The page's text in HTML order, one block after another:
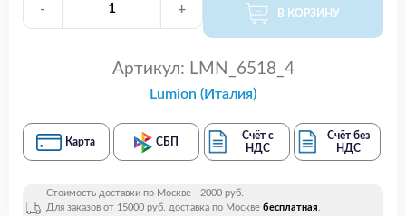
- + В КОРЗИНУ
Артикул: LMN_6518_4
Lumion (Италия)
Карта СБП
Счёт с
НДС
Счёт без
НДС
Стоимость доставки по Москве - 2000 руб.
Для заказов от 15000 руб. доставка по Москве бесплатная.